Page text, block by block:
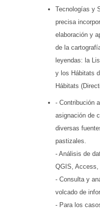
Tecnologías y
precisa
elaboración y
de la
leyendas: la
y los Hábitats
Hábitats
- Contribución
asignación de
diversas
pastizales.
- Análisis de
QGIS,
- Consulta y
volcado de
- Para los